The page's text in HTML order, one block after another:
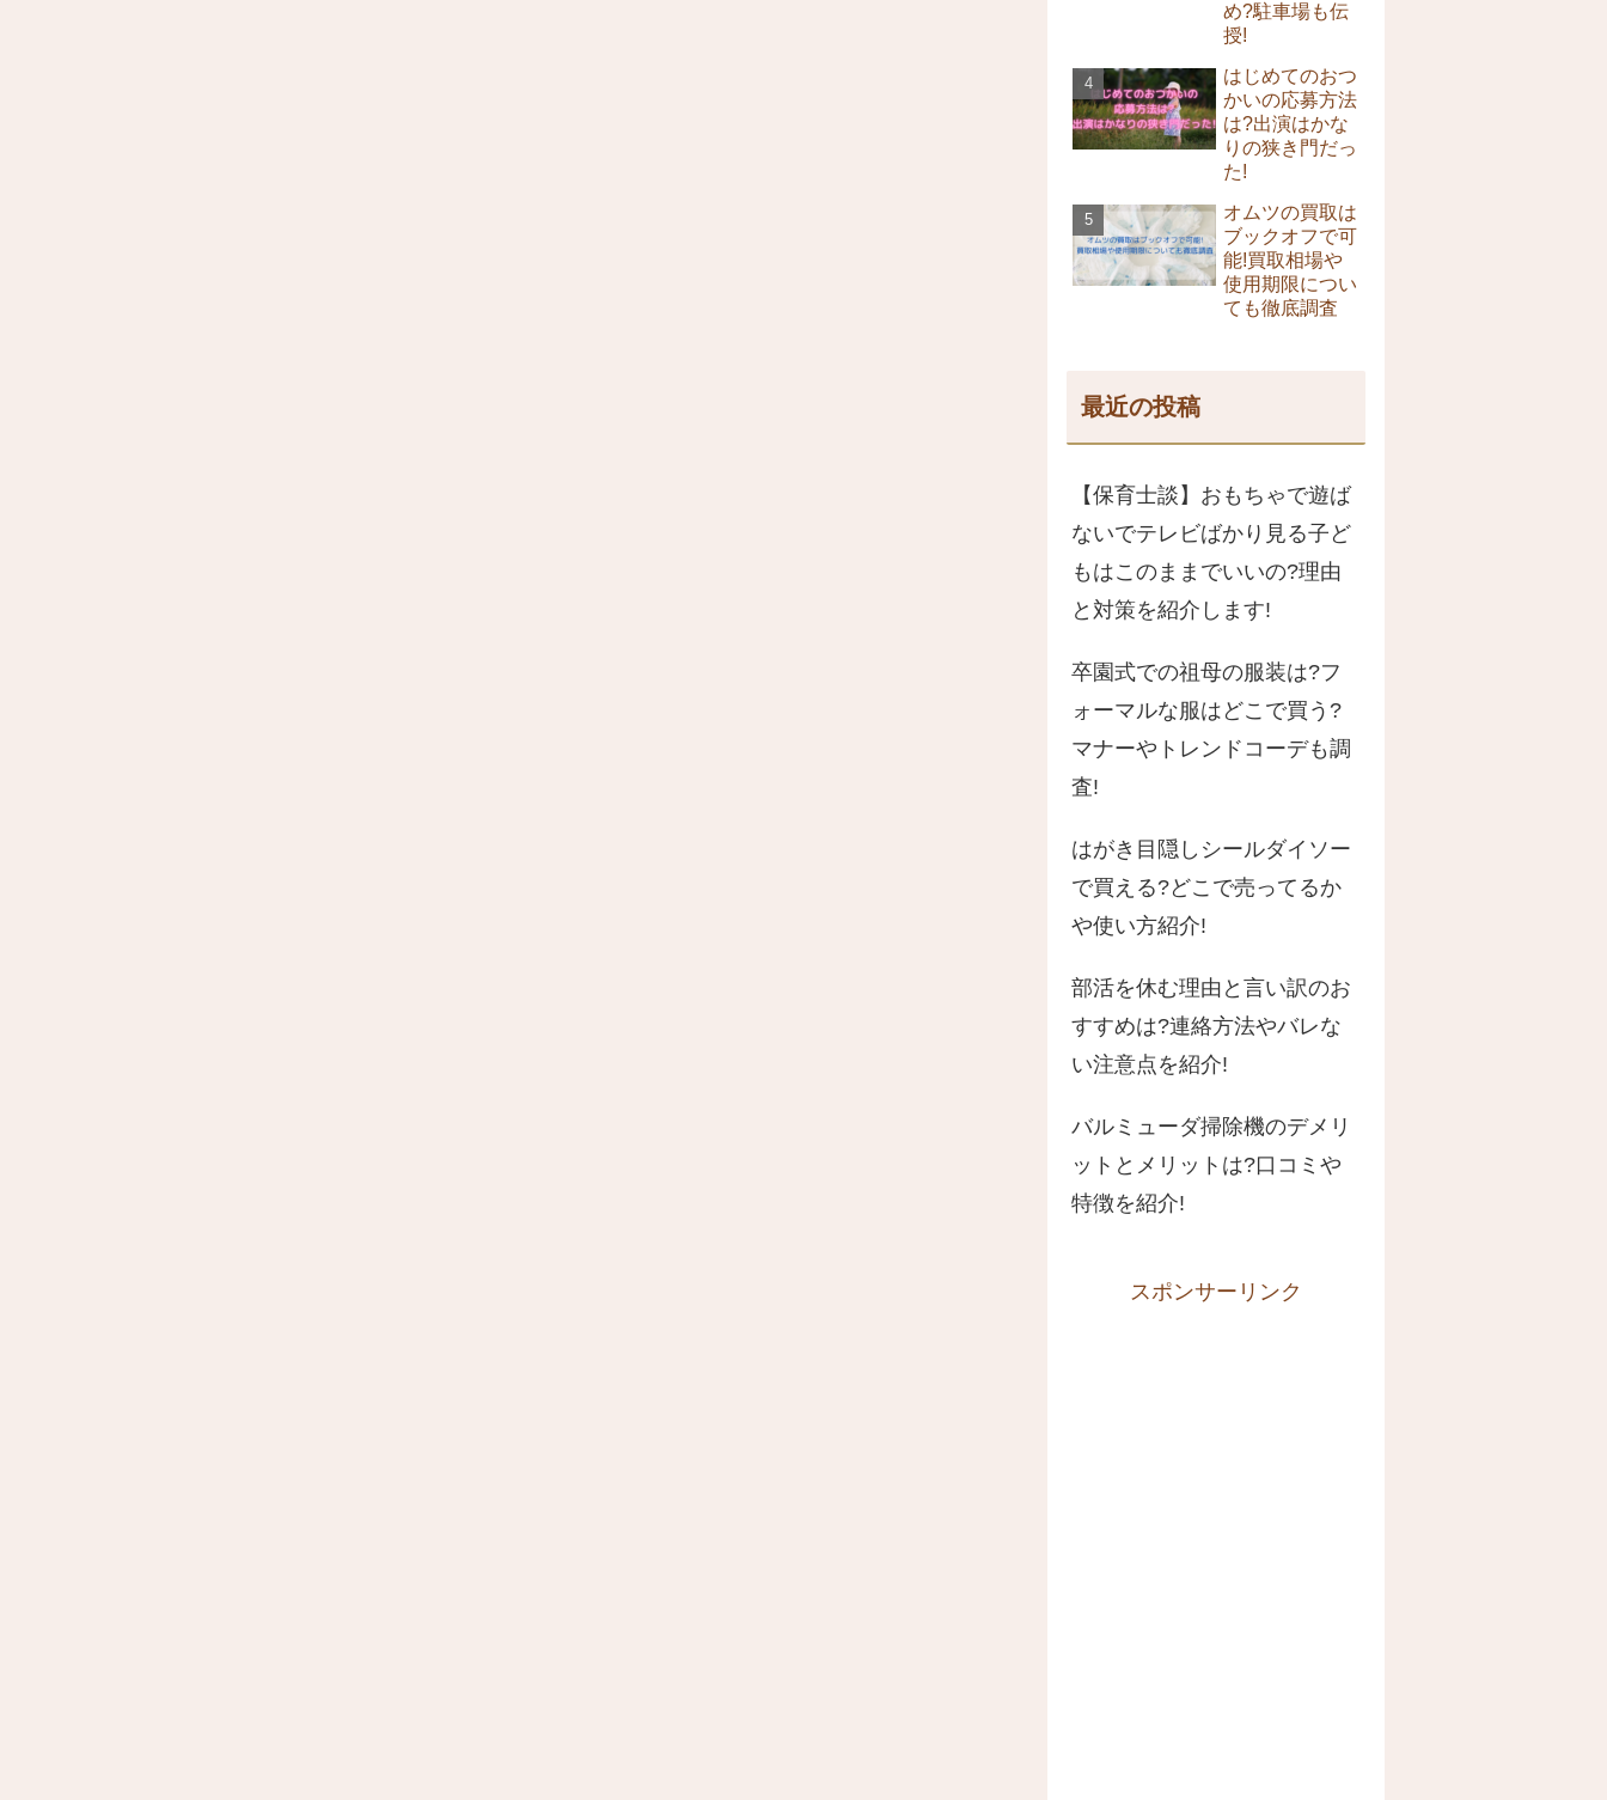
め?駐車場も伝
授!
はじめてのおつ
かいの応募方法
は?出演はかな
りの狭き門だっ
た!
オムツの買取は
ブックオフで可
能!買取相場や
使用期限につい
ても徹底調査
最近の投稿
【保育士談】おもちゃで遊ば
ないでテレビばかり見る子ど
もはこのままでいいの?理由
と対策を紹介します!
卒園式での祖母の服装は?フ
ォーマルな服はどこで買う?
マナーやトレンドコーデも調
査!
はがき目隠しシールダイソー
で買える?どこで売ってるか
や使い方紹介!
部活を休む理由と言い訳のお
すすめは?連絡方法やバレな
い注意点を紹介!
バルミューダ掃除機のデメリ
ットとメリットは?口コミや
特徴を紹介!
スポンサーリンク